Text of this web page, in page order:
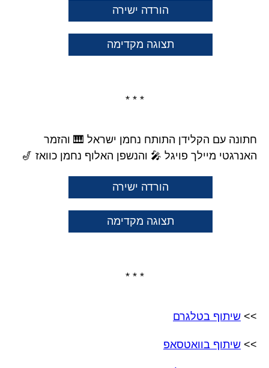
הורדה ישירה
תצוגה מקדימה
* * *
חתונה עם הקלידן התותח נחמן ישראל 🎹 והזמר
האנרגטי מיילך פויגל 🎤 והנשפן האלוף נחמן כוואז 🎷
הורדה ישירה
תצוגה מקדימה
* * *
>> שיתוף בטלגרם
>> שיתוף בוואטסאפ